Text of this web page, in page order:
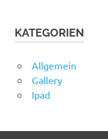
KATEGORIEN
Allgemein
Gallery
Ipad